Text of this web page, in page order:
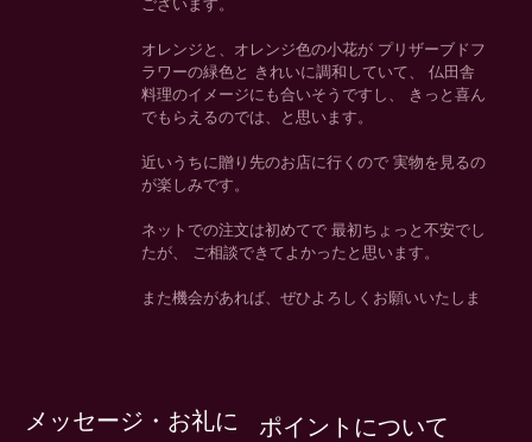
メッセージ・お礼に
ポイントについて